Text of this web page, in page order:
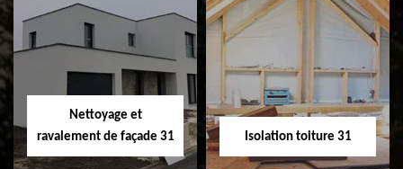
Pose et
changement de
fenêtre de toit et
Velux 31
Nettoyage et pose
Nettoyage et
ravalement de façade 31
Isolation toiture 31